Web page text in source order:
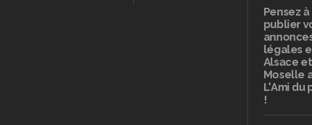
Pensez à
publier
légales
Alsace et
Moselle
L'Ami du
!